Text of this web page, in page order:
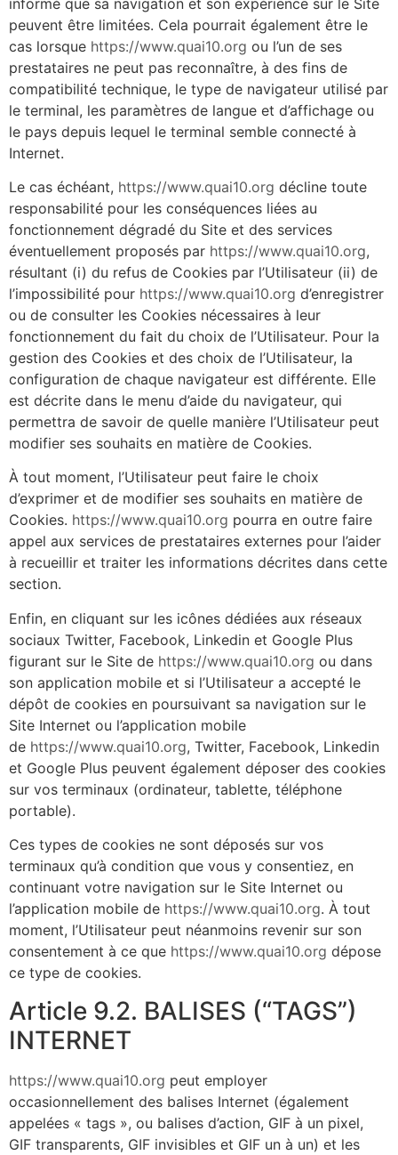
peuvent être limitées. Cela pourrait également être le
cas lorsque https://www.quai10.org ou l’un de ses
prestataires ne peut pas reconnaître, à des fins de
compatibilité technique, le type de navigateur utilisé par
le terminal, les paramètres de langue et d’affichage ou
le pays depuis lequel le terminal semble connecté à
Internet.
Le cas échéant, https://www.quai10.org décline toute
responsabilité pour les conséquences liées au
fonctionnement dégradé du Site et des services
éventuellement proposés par https://www.quai10.org,
résultant (i) du refus de Cookies par l’Utilisateur (ii) de
l’impossibilité pour https://www.quai10.org d’enregistrer
ou de consulter les Cookies nécessaires à leur
fonctionnement du fait du choix de l’Utilisateur. Pour la
gestion des Cookies et des choix de l’Utilisateur, la
configuration de chaque navigateur est différente. Elle
est décrite dans le menu d’aide du navigateur, qui
permettra de savoir de quelle manière l’Utilisateur peut
modifier ses souhaits en matière de Cookies.
À tout moment, l’Utilisateur peut faire le choix
d’exprimer et de modifier ses souhaits en matière de
Cookies. https://www.quai10.org pourra en outre faire
appel aux services de prestataires externes pour l’aider
à recueillir et traiter les informations décrites dans cette
section.
Enfin, en cliquant sur les icônes dédiées aux réseaux
sociaux Twitter, Facebook, Linkedin et Google Plus
figurant sur le Site de https://www.quai10.org ou dans
son application mobile et si l’Utilisateur a accepté le
dépôt de cookies en poursuivant sa navigation sur le
Site Internet ou l’application mobile
de https://www.quai10.org, Twitter, Facebook, Linkedin
et Google Plus peuvent également déposer des cookies
sur vos terminaux (ordinateur, tablette, téléphone
portable).
Ces types de cookies ne sont déposés sur vos
terminaux qu’à condition que vous y consentiez, en
continuant votre navigation sur le Site Internet ou
l’application mobile de https://www.quai10.org. À tout
moment, l’Utilisateur peut néanmoins revenir sur son
consentement à ce que https://www.quai10.org dépose
ce type de cookies.
Article 9.2. BALISES (“TAGS”)
INTERNET
https://www.quai10.org peut employer
occasionnellement des balises Internet (également
appelées « tags », ou balises d’action, GIF à un pixel,
GIF transparents, GIF invisibles et GIF un à un) et les